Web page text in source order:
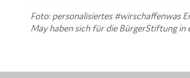
Foto: personalisiertes #wirschaffenwas
May haben sich für die BürgerStiftung in